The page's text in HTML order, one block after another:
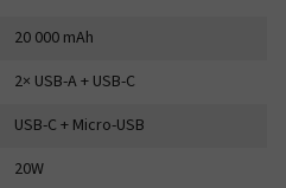
20 000 mAh
2× USB-A + USB-C
USB-C + Micro-USB
20W